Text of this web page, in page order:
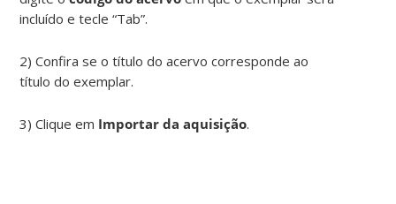
incluído e tecle “Tab”.
2) Confira se o título do acervo corresponde ao
título do exemplar.
3) Clique em Importar da aquisição.